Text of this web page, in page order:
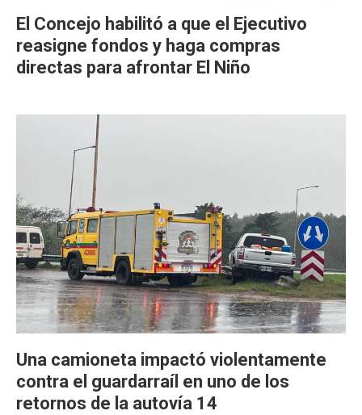
El Concejo habilitó a que el Ejecutivo
reasigne fondos y haga compras
directas para afrontar El Niño
Una camioneta impactó violentamente
contra el guardarraíl en uno de los
retornos de la autovía 14